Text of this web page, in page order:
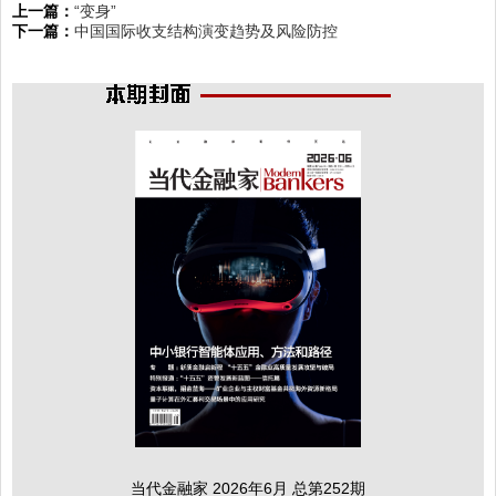
上一篇： “变身”
下一篇： 中国国际收支结构演变趋势及风险防控
当代金融家 2026年6月 总第252期